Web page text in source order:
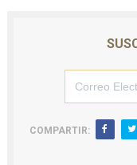
COMPARTIR: